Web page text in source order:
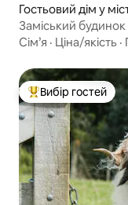
Гостьовий дім у
Заміський будинок
Сім’я · Ціна/якість ·
Топ вибір гостей
Вибір гостей